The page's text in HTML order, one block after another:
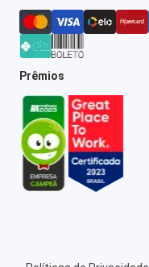
Prêmios